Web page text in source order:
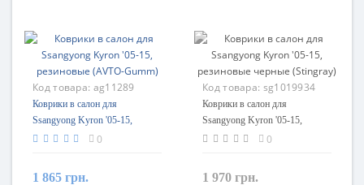
Код товара: ag11289
Коврики в салон для
Ssangyong Kyron '05-15,
резиновые (AVTO-Gumm)
0
1 865 грн.
Код товара: sg1019934
Коврики в салон для
Ssangyong Kyron '05-15,
резиновые черные (Stingray)
0
1 970 грн.